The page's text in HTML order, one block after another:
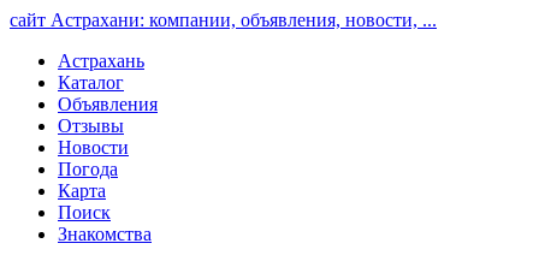
сайт Астрахани: компании, объявления, новости, ...
Астрахань
Каталог
Объявления
Отзывы
Новости
Погода
Карта
Поиск
Знакомства